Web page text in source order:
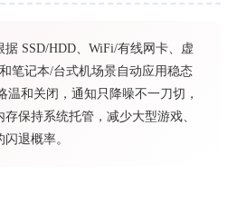
SSD/HDD、WiFi/有线网卡、虚
笔记本/台式机场景自动应用稳态
温和关闭，通知只降噪不一刀切，
保持系统托管，减少大型游戏、
退概率。